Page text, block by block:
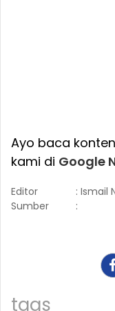
Ayo baca
kami di Google
Editor
: Ismail
Sumber
:
tags